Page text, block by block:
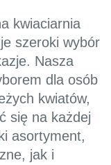
kwiaciarnia
szeroki wybór
Nasza
dla osób
kwiatów,
się na każdej
asortyment,
jak i